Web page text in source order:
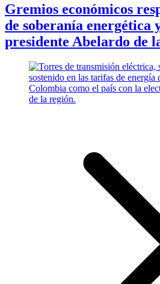
Gremios económicos
de soberanía energética
presidente Abelardo de